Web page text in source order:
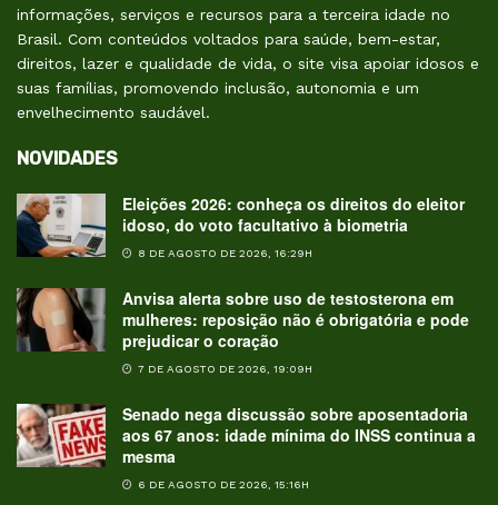
informações, serviços e recursos para a terceira idade no
Brasil. Com conteúdos voltados para saúde, bem-estar,
direitos, lazer e qualidade de vida, o site visa apoiar idosos e
suas famílias, promovendo inclusão, autonomia e um
envelhecimento saudável.
NOVIDADES
Eleições 2026: conheça os direitos do eleitor
idoso, do voto facultativo à biometria
8 DE AGOSTO DE 2026, 16:29H
Anvisa alerta sobre uso de testosterona em
mulheres: reposição não é obrigatória e pode
prejudicar o coração
7 DE AGOSTO DE 2026, 19:09H
Senado nega discussão sobre aposentadoria
aos 67 anos: idade mínima do INSS continua a
mesma
6 DE AGOSTO DE 2026, 15:16H